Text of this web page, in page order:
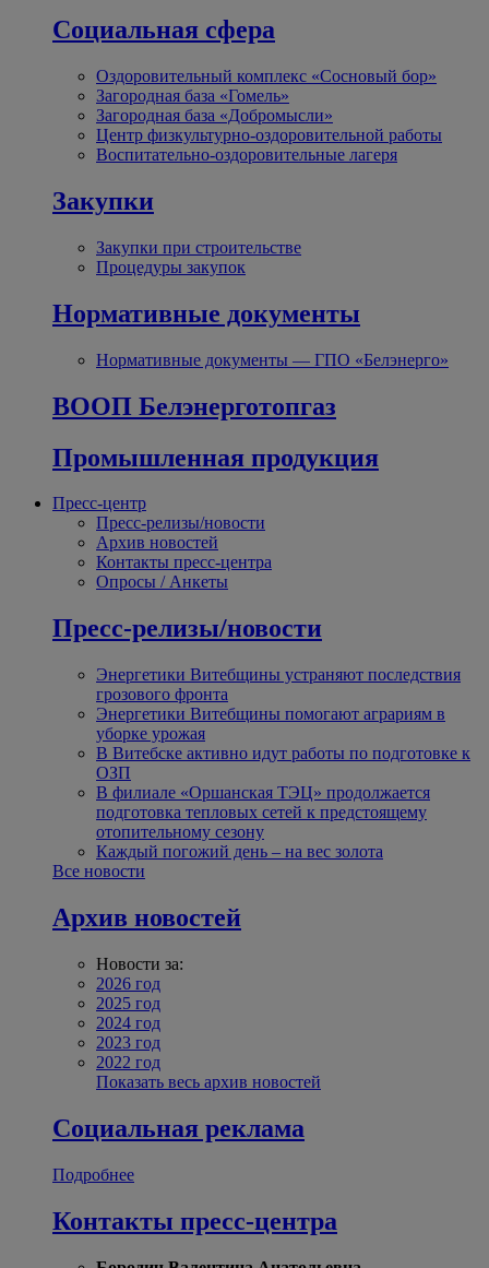
Социальная сфера
Оздоровительный комплекс «Сосновый бор»
Загородная база «Гомель»
Загородная база «Добромысли»
Центр физкультурно-оздоровительной работы
Воспитательно-оздоровительные лагеря
Закупки
Закупки при строительстве
Процедуры закупок
Нормативные документы
Нормативные документы — ГПО «Белэнерго»
ВООП Белэнерготопгаз
Промышленная продукция
Пресс-центр
Пресс-релизы/новости
Архив новостей
Контакты пресс-центра
Опросы / Анкеты
Пресс-релизы/новости
Энергетики Витебщины устраняют последствия
грозового фронта
Энергетики Витебщины помогают аграриям в
уборке урожая
В Витебске активно идут работы по подготовке к
ОЗП
В филиале «Оршанская ТЭЦ» продолжается
подготовка тепловых сетей к предстоящему
отопительному сезону
Каждый погожий день – на вес золота
Все новости
Архив новостей
Новости за:
2026 год
2025 год
2024 год
2023 год
2022 год
Показать весь архив новостей
Социальная реклама
Подробнее
Контакты пресс-центра